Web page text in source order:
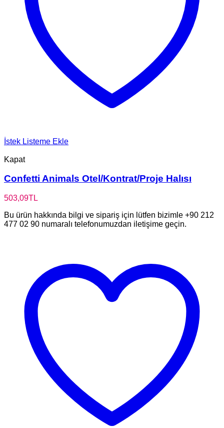
İstek Listeme Ekle
Kapat
Confetti Animals Otel/Kontrat/Proje Halısı
503,09TL
Bu ürün hakkında bilgi ve sipariş için lütfen bizimle +90 212
477 02 90 numaralı telefonumuzdan iletişime geçin.